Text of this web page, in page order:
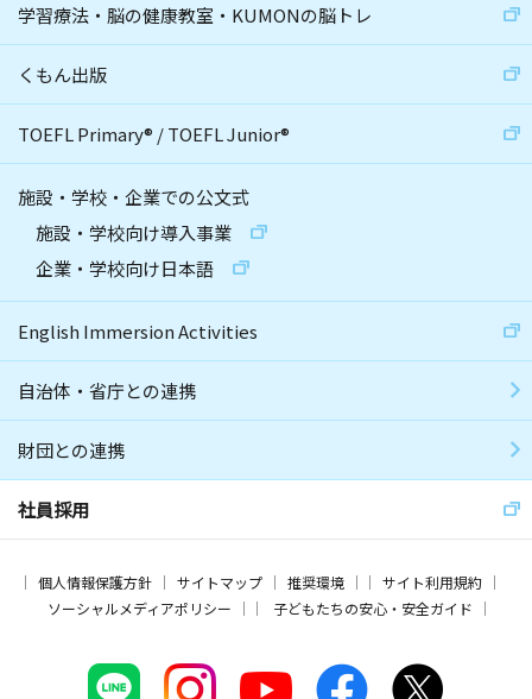
学習療法・脳の健康教室・KUMONの脳トレ
くもん出版
TOEFL Primary® /TOEFL Junior®
施設・学校・企業での公文式
施設・学校向け導入事業
企業・学校向け日本語
English Immersion Activities
自治体・省庁との連携
財団との連携
社員採用
個人情報保護方針 サイトマップ 推奨環境
サイト利用規約
ソーシャルメディアポリシー
子どもたちの安心・安全ガイド